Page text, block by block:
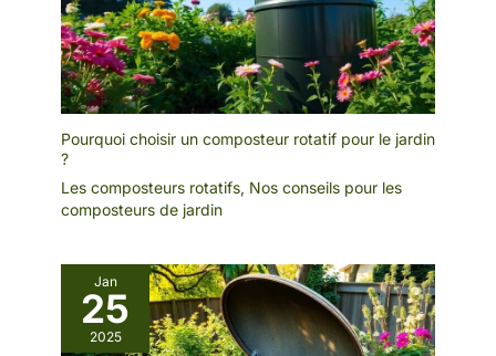
Pourquoi choisir un composteur rotatif pour le jardin
?
Les composteurs rotatifs, Nos conseils pour les
composteurs de jardin
Jan
25
2025